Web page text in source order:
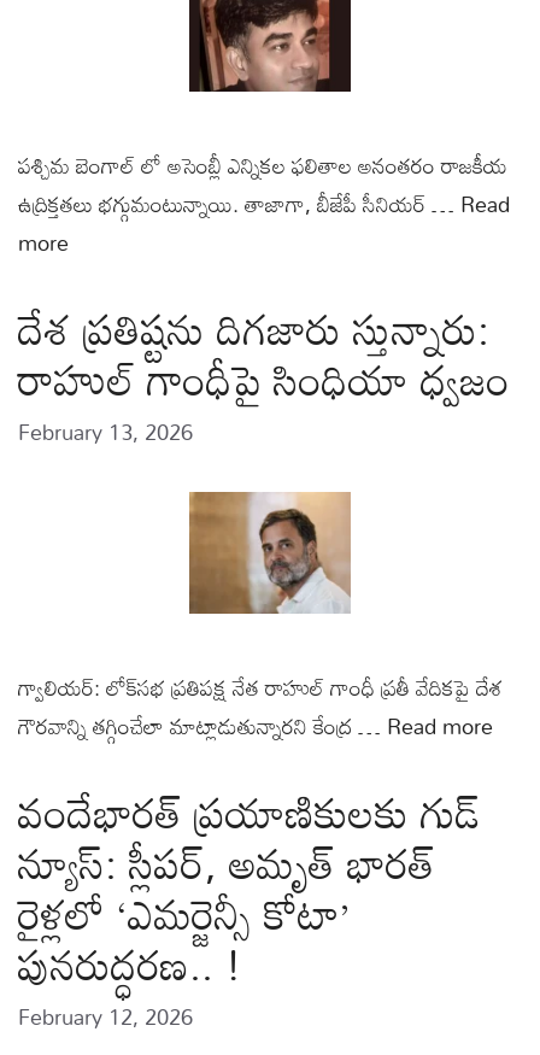
పశ్చిమ బెంగాల్ లో అసెంబ్లీ ఎన్నికల ఫలితాల అనంతరం రాజకీయ
ఉద్రిక్తతలు భగ్గుమంటున్నాయి. తాజాగా, బీజేపీ సీనియర్ …Read
more
దేశ ప్రతిష్టను దిగజారు స్తున్నారు:
రాహుల్ గాంధీపై సింధియా ధ్వజం
February 13, 2026
గ్వాలియర్: లోక్‌సభ ప్రతిపక్ష నేత రాహుల్ గాంధీ ప్రతీ వేదికపై దేశ
గౌరవాన్ని తగ్గించేలా మాట్లాడుతున్నారని కేంద్ర …Read more
వందేభారత్ ప్రయాణికులకు గుడ్
న్యూస్: స్లీపర్, అమృత్ భారత్
రైళ్లలో ‘ఎమర్జెన్సీ కోటా’
పునరుద్ధరణ.. !
February 12, 2026